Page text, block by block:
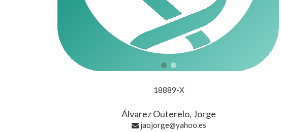
Álvarez Outerelo, Jorge
18889-X
jaojorge@yahoo.es